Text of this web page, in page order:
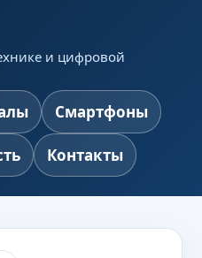
и цифровой
Смартфоны
Контакты